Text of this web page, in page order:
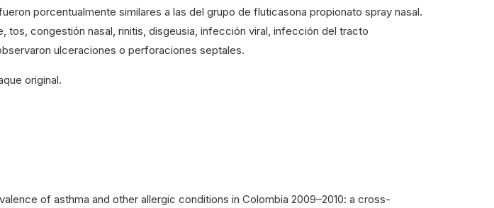
porcentualmente similares a las del grupo de fluticasona propionato spray nasal.
congestión nasal, rinitis, disgeusia, infección viral, infección del tracto
ulceraciones o perforaciones septales.
original.
of asthma and other allergic conditions in Colombia 2009–2010: a cross-